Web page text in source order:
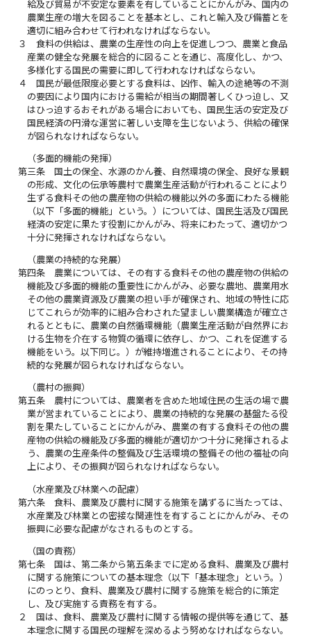
給及び貿易が不安定な要素を有していることにかんがみ、国内の
農業生産の増大を図ることを基本とし、これと輸入及び備蓄とを
適切に組み合わせて行われなければならない。
３
食料の供給は、農業の生産性の向上を促進しつつ、農業と食品
産業の健全な発展を総合的に図ることを通じ、高度化し、かつ、
多様化する国民の需要に即して行われなければならない。
４
国民が最低限度必要とする食料は、凶作、輸入の途絶等の不測
の要因により国内における需給が相当の期間著しくひっ迫し、又
はひっ迫するおそれがある場合においても、国民生活の安定及び
国民経済の円滑な運営に著しい支障を生じないよう、供給の確保
が図られなければならない。
（多面的機能の発揮）
第三条
国土の保全、水源のかん養、自然環境の保全、良好な景観
の形成、文化の伝承等農村で農業生産活動が行われることにより
生ずる食料その他の農産物の供給の機能以外の多面にわたる機能
（以下「多面的機能」という。）については、国民生活及び国民
経済の安定に果たす役割にかんがみ、将来にわたって、適切かつ
十分に発揮されなければならない。
（農業の持続的な発展）
第四条
農業については、その有する食料その他の農産物の供給の
機能及び多面的機能の重要性にかんがみ、必要な農地、農業用水
その他の農業資源及び農業の担い手が確保され、地域の特性に応
じてこれらが効率的に組み合わされた望ましい農業構造が確立さ
れるとともに、農業の自然循環機能（農業生産活動が自然界にお
ける生物を介在する物質の循環に依存し、かつ、これを促進する
機能をいう。以下同じ。）が維持増進されることにより、その持
続的な発展が図られなければならない。
（農村の振興）
第五条
農村については、農業者を含めた地域住民の生活の場で農
業が営まれていることにより、農業の持続的な発展の基盤たる役
割を果たしていることにかんがみ、農業の有する食料その他の農
産物の供給の機能及び多面的機能が適切かつ十分に発揮されるよ
う、農業の生産条件の整備及び生活環境の整備その他の福祉の向
上により、その振興が図られなければならない。
（水産業及び林業への配慮）
第六条
食料、農業及び農村に関する施策を講ずるに当たっては、
水産業及び林業との密接な関連性を有することにかんがみ、その
振興に必要な配慮がなされるものとする。
（国の責務）
第七条
国は、第二条から第五条までに定める食料、農業及び農村
に関する施策についての基本理念（以下「基本理念」という。）
にのっとり、食料、農業及び農村に関する施策を総合的に策定
し、及び実施する責務を有する。
２
国は、食料、農業及び農村に関する情報の提供等を通じて、基
本理念に関する国民の理解を深めるよう努めなければならない。